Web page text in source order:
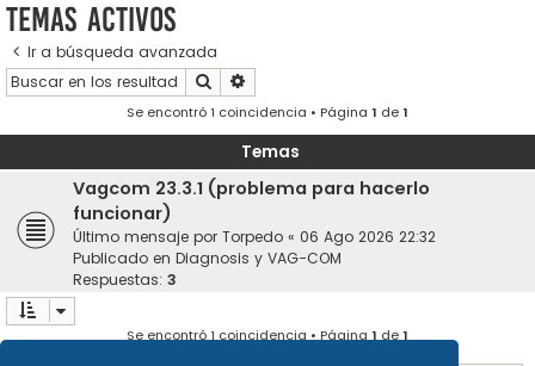
Temas activos
Ir a búsqueda avanzada
Buscar
Se encontró 1 coincidencia • Página 1 de1
Temas
Vagcom 23.3.1 (problema para hacerlo
funcionar)
Último mensaje por Torpedo « 06 Ago 2026 22:32
Publicado en Diagnosis y VAG-COM
Respuestas: 3
Se encontró 1 coincidencia • Página1de1